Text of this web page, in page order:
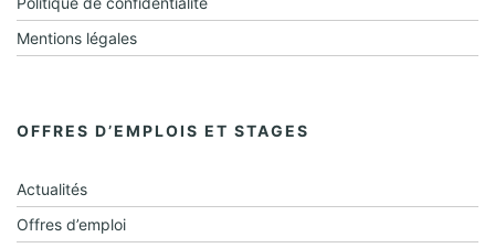
Mentions légales
OFFRES D’EMPLOIS ET STAGES
Actualités
Offres d’emploi